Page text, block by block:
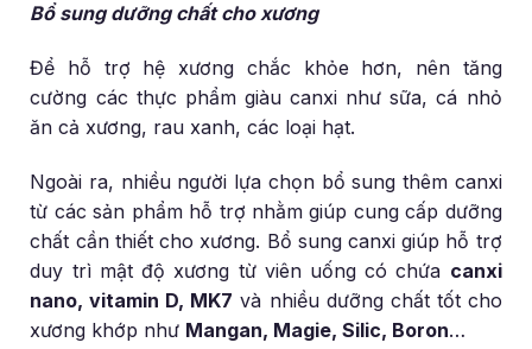
Bổ sung dưỡng chất cho xương
Để hỗ trợ hệ xương chắc khỏe hơn, nên tăng
cường các thực phẩm giàu canxi như sữa, cá nhỏ
ăn cả xương, rau xanh, các loại hạt.
Ngoài ra, nhiều người lựa chọn bổ sung thêm canxi
từ các sản phẩm hỗ trợ nhằm giúp cung cấp dưỡng
chất cần thiết cho xương. Bổ sung canxi giúp hỗ trợ
duy trì mật độ xương từ viên uống có chứa canxi
nano, vitamin D, MK7 và nhiều dưỡng chất tốt cho
xương khớp như Mangan, Magie, Silic, Boron…